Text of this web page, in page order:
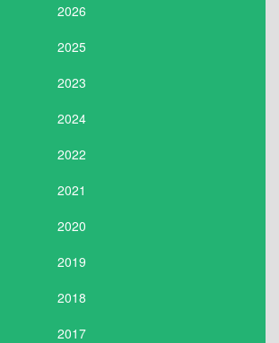
2026
2025
2023
2024
2022
2021
2020
2019
2018
2017